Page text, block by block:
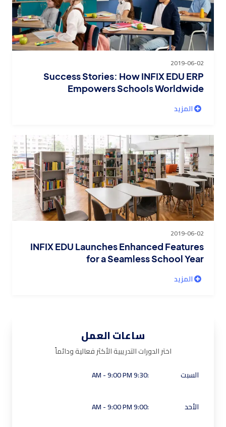
2019-06-02
Success Stories: How INFIX EDU ERP
Empowers Schools Worldwide
المزيد
2019-06-02
INFIX EDU Launches Enhanced Features
for a Seamless School Year
المزيد
ساعات العمل
اختر الدورات التدريبية الأكثر فعالية ودائماً
السبت
:
9:30 AM - 9:00 PM
الأحد :
9:00 AM - 9:00 PM